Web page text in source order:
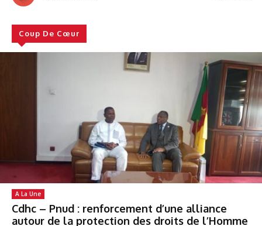
Coup De Cœur
A La Une
Cdhc – Pnud : renforcement d’une alliance
autour de la protection des droits de l’Homme